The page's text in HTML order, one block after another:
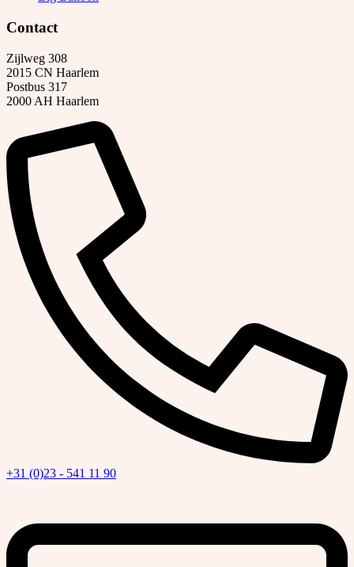
Contact
Zijlweg 308
2015 CN Haarlem
Postbus 317
2000 AH Haarlem
+31 (0)23 - 541 11 90